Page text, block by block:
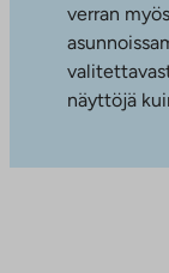
verran
näyttöjä